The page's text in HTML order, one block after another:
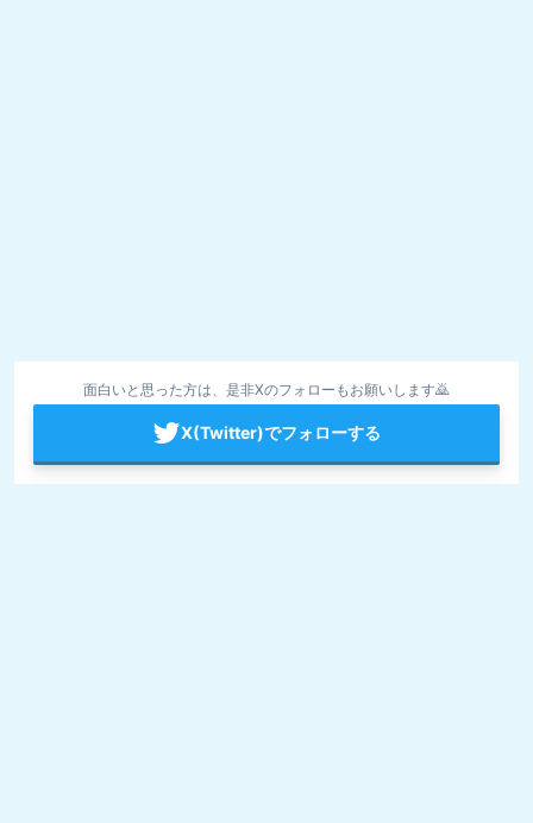
面白いと思った方は、是非Xのフォローもお願いします🙇
X(Twitter)でフォローする